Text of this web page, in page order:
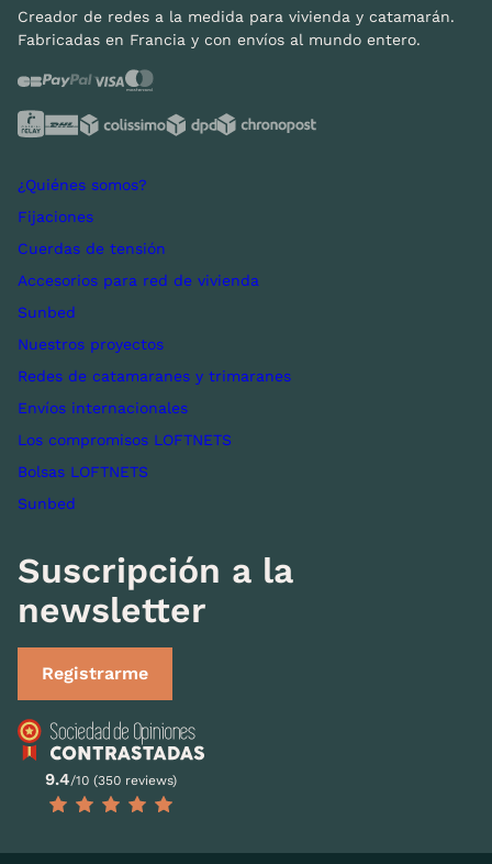
Creador de redes a la medida para vivienda y catamarán.
Fabricadas en Francia y con envíos al mundo entero.
¿Quiénes somos?
Fijaciones
Cuerdas de tensión
Accesorios para red de vivienda
Sunbed
Nuestros proyectos
Redes de catamaranes y trimaranes
Envíos internacionales
Los compromisos LOFTNETS
Bolsas LOFTNETS
Sunbed
Suscripción a la
newsletter
Registrarme
9.4/10 (350 reviews)